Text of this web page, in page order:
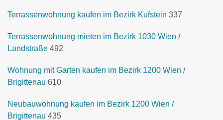
Terrassenwohnung kaufen im Bezirk Kufstein 337
Terrassenwohnung mieten im Bezirk 1030 Wien /
Landstraße 492
Wohnung mit Garten kaufen im Bezirk 1200 Wien /
Brigittenau 610
Neubauwohnung kaufen im Bezirk 1200 Wien /
Brigittenau 435